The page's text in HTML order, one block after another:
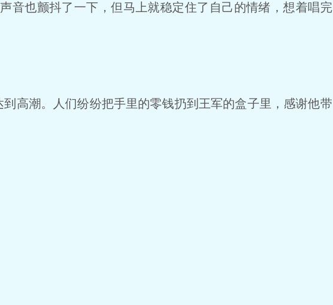
音也颤抖了一下，但马上就稳定住了自己的情绪，想着唱完
高潮。人们纷纷把手里的零钱扔到王军的盒子里，感谢他带